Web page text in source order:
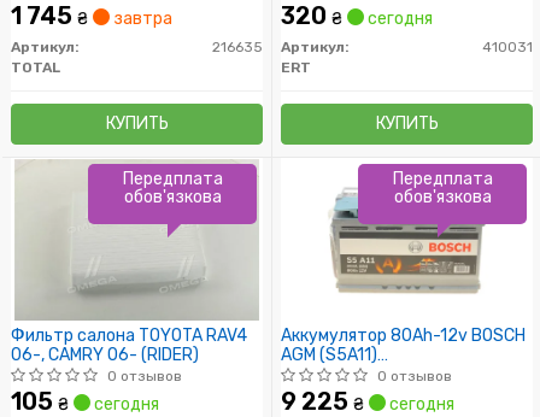
1 745 ₴ завтра
Артикул:
216635
TOTAL
КУПИТЬ
320 ₴ сегодня
Артикул:
410031
ERT
КУПИТЬ
Фильтр салона TOYOTA RAV4
06-, CAMRY 06- (RIDER)
0 отзывов
105 ₴ сегодня
Передплата
обов'язкова
Аккумулятор 80Ah-12v BOSCH
AGM (S5A11)
(315x175x190),R,EN800
0 отзывов
9 225 ₴ сегодня
Передплата
обов'язкова